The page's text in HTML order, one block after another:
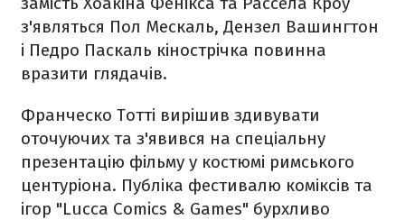
з'являться Пол Мескаль, Дензел Вашингтон
і Педро Паскаль кінострічка повинна
вразити глядачів.
Франческо Тотті вирішив здивувати
оточуючих та з'явився на спеціальну
презентацію фільму у костюмі римського
центуріона. Публіка фестивалю коміксів та
ігор "Lucca Comics & Games" бурхливо